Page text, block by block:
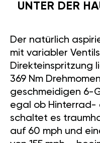
UNTER DER
Der natürlich
mit variabler
Direkteinspritzung
369 Nm
geschmeidigen 6-
egal ob Hinterrad-
schaltet es
auf 60 mph und